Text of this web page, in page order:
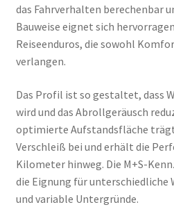
das Fahrverhalten berechenbar
Bauweise eignet sich
Reiseenduros, die sowohl
verlangen.
Das Profil ist so gestaltet, dass
wird und das Abrollgeräusch
optimierte Aufstandsfläche
Verschleiß bei und erhält die
Kilometer hinweg. Die M+S-
die Eignung für
und variable Untergründe.